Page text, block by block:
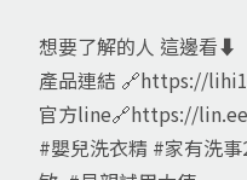
想要了解的人 這邊看⬇️
產品連結 🔗https://
官方line🔗https://
#嬰兒洗衣精 #家有洗